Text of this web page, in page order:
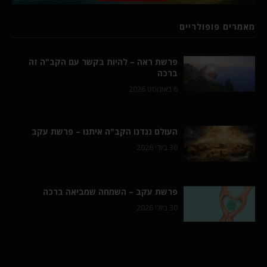
מאמרים פופולריים
פרשת ראה – להיות בקשר עם הקב"ה זה
ברכה
6 באוגוסט 2026
העולם נגדנו הקב"ה איתנו – פרשת עקב
30 ביולי 2026
פרשת עקב – השמחה שמביאה ברכה
30 ביולי 2026